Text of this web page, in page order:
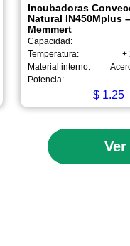
Incubadoras
Natural IN450Mplus –
Memmert
Capacidad:
Temperatura:
+
Material interno:
Potencia:
$1.25